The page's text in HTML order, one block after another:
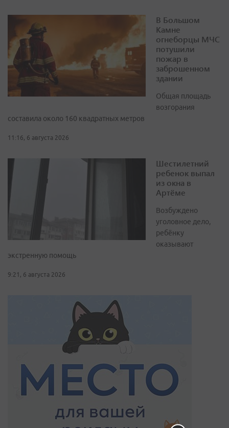
В Большом
Камне
огнеборцы МЧС
потушили
пожар в
заброшенном
здании
Общая площадь
возгорания
составила около 160 квадратных метров
11:16, 6 августа 2026
Шестилетний
ребенок выпал
из окна в
Артёме
Возбуждено
уголовное дело,
ребёнку
оказывают
экстренную помощь
9:21, 6 августа 2026